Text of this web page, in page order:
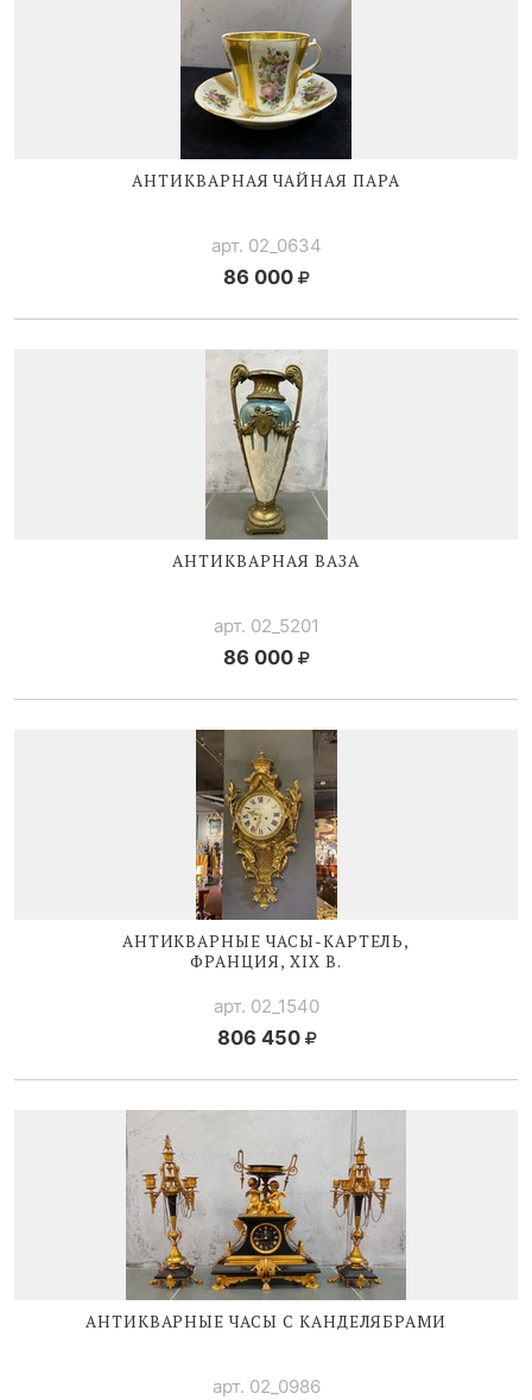
АНТИКВАРНАЯ ЧАЙНАЯ ПАРА
арт. 02_0634
86 000
АНТИКВАРНАЯ ВАЗА
арт. 02_5201
86 000
АНТИКВАРНЫЕЧАСЫ-КАРТЕЛЬ,
ФРАНЦИЯ, XIX В.
арт. 02_1540
806 450
АНТИКВАРНЫЕ ЧАСЫ С КАНДЕЛЯБРАМИ
арт. 02_0986